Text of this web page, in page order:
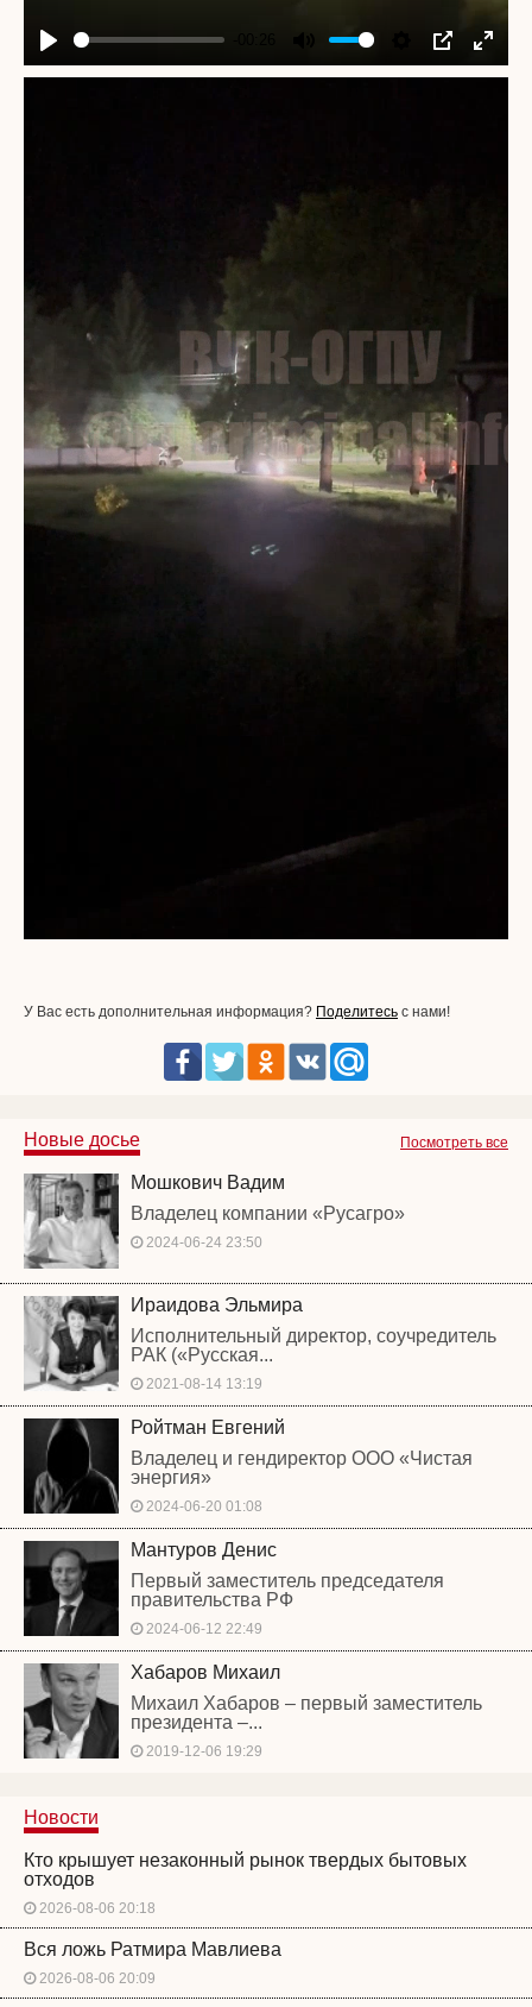
Play Mute SettingsPIP
Enter
Unmute Settings
У Вас есть дополнительная информация? Поделитесь с нами!
Посмотреть все
Новые досье
Мошкович Вадим
Владелец компании «Русагро»
2024-06-24 23:50
Ираидова Эльмира
Исполнительный директор, соучредитель
РАК («Русская...
2021-08-14 13:19
Ройтман Евгений
Владелец и гендиректор ООО «Чистая
энергия»
2024-06-20 01:08
Мантуров Денис
Первый заместитель председателя
правительства РФ
2024-06-12 22:49
Хабаров Михаил
Михаил Хабаров – первый заместитель
президента –...
2019-12-06 19:29
Новости
Кто крышует незаконный рынок твердых бытовых
отходов
2026-08-06 20:18
Вся ложь Ратмира Мавлиева
2026-08-06 20:09